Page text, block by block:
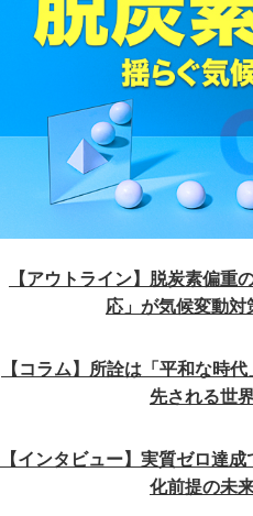
【アウトライン】脱炭素偏
応」が気候変動
【コラム】所詮は「平和な時
先される世
【インタビュー】実質ゼロ達
化前提の未